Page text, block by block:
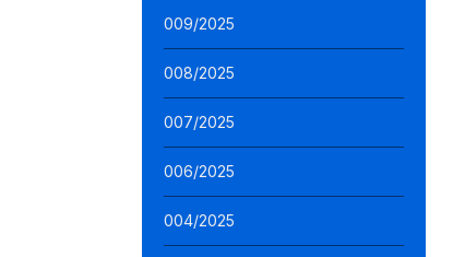
009/2025
008/2025
007/2025
006/2025
004/2025